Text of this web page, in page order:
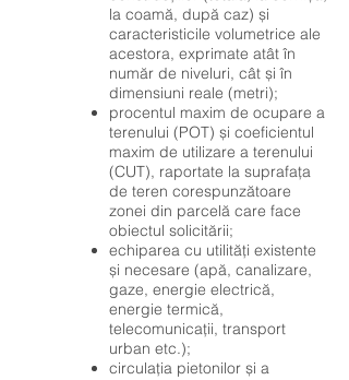
la coamă, după caz) și
caracteristicile volumetrice ale
acestora, exprimate atât în
număr de niveluri, cât și în
dimensiuni reale (metri);
procentul maxim de ocupare a
terenului (POT) și coeficientul
maxim de utilizare a terenului
(CUT), raportate la suprafața
de teren corespunzătoare
zonei din parcelă care face
obiectul solicitării;
echiparea cu utilități existente
și necesare (apă, canalizare,
gaze, energie electrică,
energie termică,
telecomunicații, transport
urban etc.);
circulația pietonilor și a